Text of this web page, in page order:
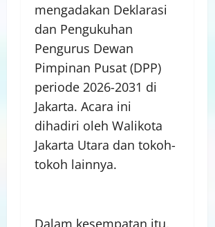
mengadakan Deklarasi
dan Pengukuhan
Pengurus Dewan
Pimpinan Pusat (DPP)
periode 2026-2031 di
Jakarta. Acara ini
dihadiri oleh Walikota
Jakarta Utara dan tokoh-
tokoh lainnya.
Dalam kesempatan itu,